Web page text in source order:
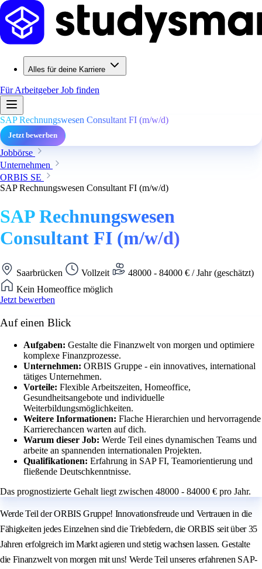
Alles für deine Karriere
Für ArbeitgeberJob finden
SAP Rechnungswesen Consultant FI (m/w/d)
Jetzt bewerben
Jobbörse
Unternehmen
ORBIS SE
SAP Rechnungswesen Consultant FI (m/w/d)
SAP Rechnungswesen
Consultant FI (m/w/d)
Saarbrücken Vollzeit
48000 - 84000 € / Jahr (geschätzt)
Kein Homeoffice möglich
Jetzt bewerben
Auf einen Blick
Aufgaben: Gestalte die Finanzwelt von morgen und optimiere
komplexe Finanzprozesse.
Unternehmen: ORBIS Gruppe - ein innovatives, international
tätiges Unternehmen.
Vorteile: Flexible Arbeitszeiten, Homeoffice,
Gesundheitsangebote und individuelle
Weiterbildungsmöglichkeiten.
Weitere Informationen: Flache Hierarchien und hervorragende
Karrierechancen warten auf dich.
Warum dieser Job: Werde Teil eines dynamischen Teams und
arbeite an spannenden internationalen Projekten.
Qualifikationen: Erfahrung in SAP FI, Teamorientierung und
fließende Deutschkenntnisse.
Das prognostizierte Gehalt liegt zwischen 48000 - 84000 € pro Jahr.
Werde Teil der ORBIS Gruppe! Innovationsfreude und Vertrauen in die
Fähigkeiten jedes Einzelnen sind die Triebfedern, die ORBIS seit über 35
Jahren erfolgreich im Markt agieren und stetig wachsen lassen. Gestalte
die Finanzwelt von morgen mit uns! Werde Teil unseres erfahrenen SAP-